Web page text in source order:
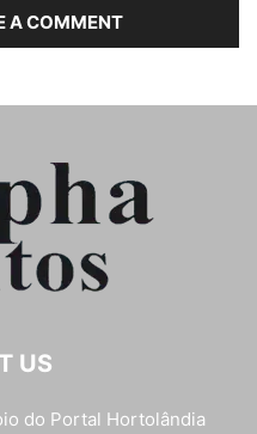
A COMMENT
US
do Portal Hortolândia